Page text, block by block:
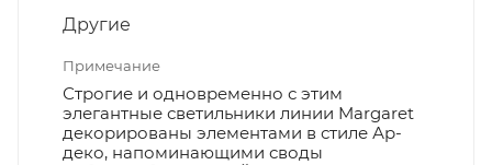
Другие
Примечание
Строгие и одновременно с этим
элегантные светильники линии Margaret
декорированы элементами в стиле Ар-
деко, напоминающими своды